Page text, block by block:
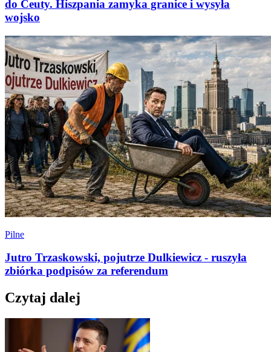
do Ceuty. Hiszpania zamyka granice i wysyła
wojsko
Pilne
Jutro Trzaskowski, pojutrze Dulkiewicz - ruszyła
zbiórka podpisów za referendum
Czytaj dalej